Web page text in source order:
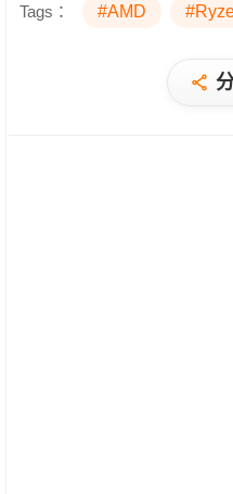
Tags： #AMD